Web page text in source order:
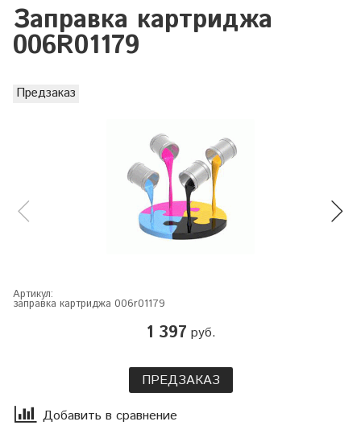
Заправка картриджа
006R01179
Предзаказ
Артикул:
заправка картриджа 006r01179
1 397 руб.
ПРЕДЗАКАЗ
Добавить в сравнение